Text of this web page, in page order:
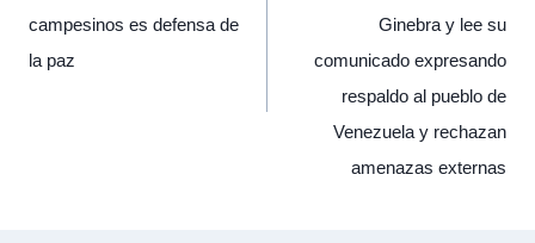
campesinos es defensa de
la paz
Ginebra y lee su
comunicado expresando
respaldo al pueblo de
Venezuela y rechazan
amenazas externas